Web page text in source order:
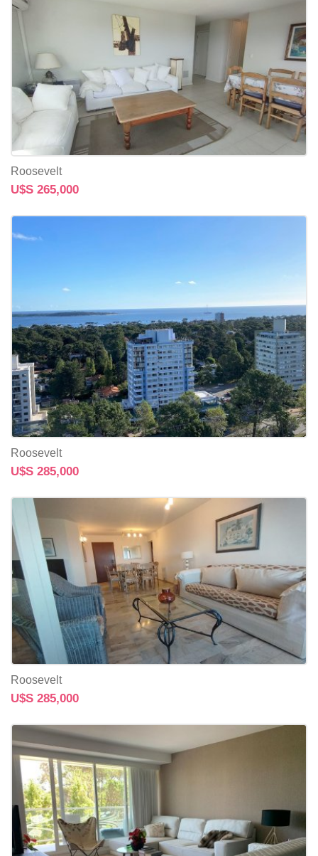
Roosevelt
U$S 265,000
Roosevelt
U$S 285,000
Roosevelt
U$S 285,000